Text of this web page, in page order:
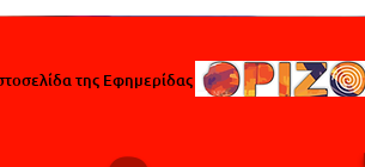
της Εφημερίδας